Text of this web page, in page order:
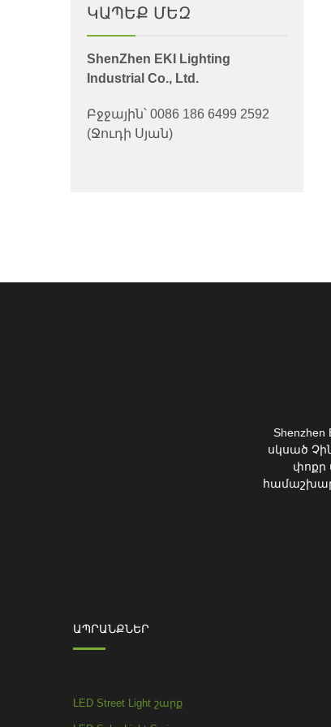
ԿԱՊԵՔ ՄԵԶ
ShenZhen EKI Lighting
Industrial Co., Ltd.
Բջջային՝ 0086 186 6499 2592
(Ջուդի Սյան)
սկսած
փոքր
ԱՊՐԱՆՔՆԵՐ
LED Street Light շարք